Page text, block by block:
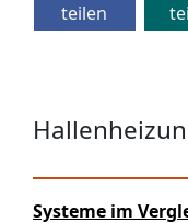
teilen
Systeme im